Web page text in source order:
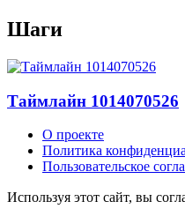
Шаги
Таймлайн 1014070526
О проекте
Политика
Пользовательское
Используя этот сайт, вы